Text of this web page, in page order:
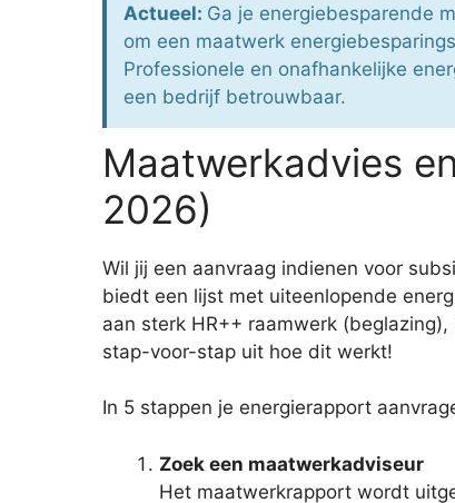
Actueel: Ga je energiebesparende
om een maatwerk
Professionele en onafhankelijke
een bedrijf betrouwbaar.
Maatwerkadvies
2026)
Wil jij een aanvraag indienen voor
biedt een lijst met uiteenlopende
aan sterk HR++ raamwerk
stap-voor-stap uit hoe dit werkt!
In 5 stappen je energierapport
Zoek een maatwerkadviseur
Het maatwerkrapport wordt